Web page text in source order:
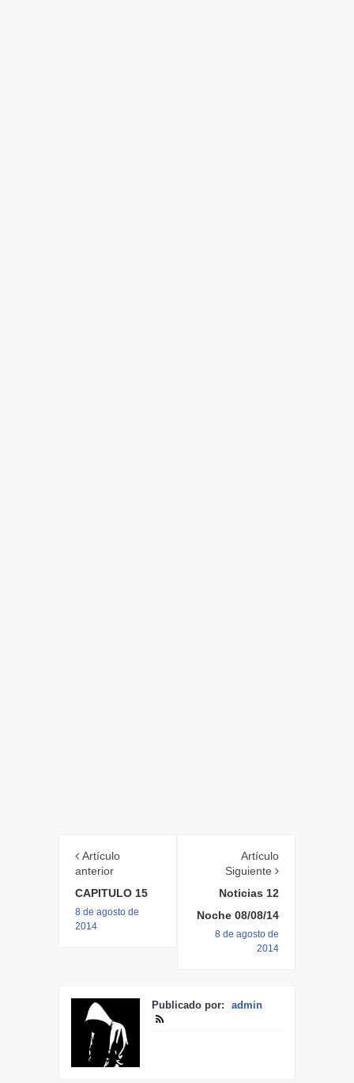
Artículo
anterior
CAPITULO 15
8 de agosto de
2014
Artículo
Siguiente
Noticias 12
Noche 08/08/14
8 de agosto de
2014
Publicado por: admin